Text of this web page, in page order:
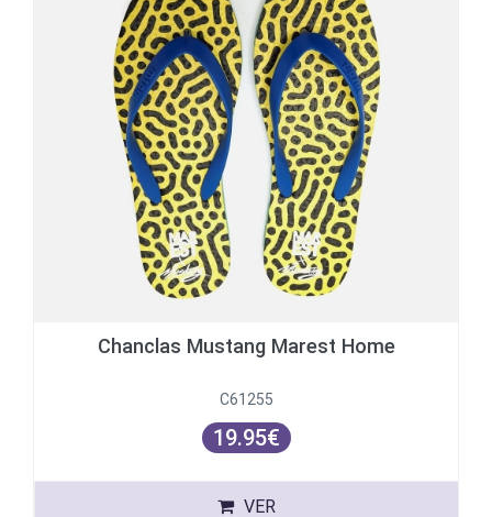
Chanclas Mustang Marest Home
C61255
19.95€
VER